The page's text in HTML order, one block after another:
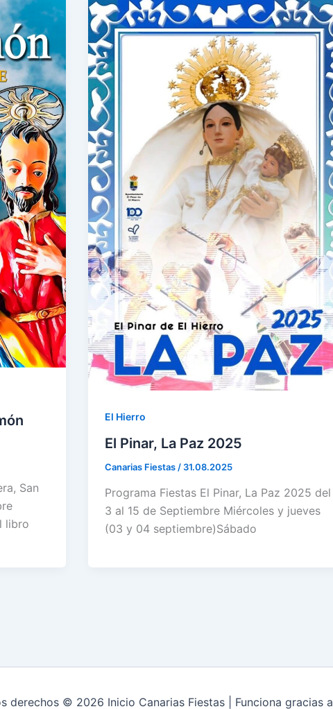
San
libro
El Hierro
El Pinar, La Paz 2025
Canarias Fiestas / 31.08.2025
Programa Fiestas El Pinar, La Paz 2025 del
3 al 15 de Septiembre Miércoles y jueves
(03 y 04 septiembre)Sábado
derechos © 2026 Inicio Canarias Fiestas | Funciona gracias a